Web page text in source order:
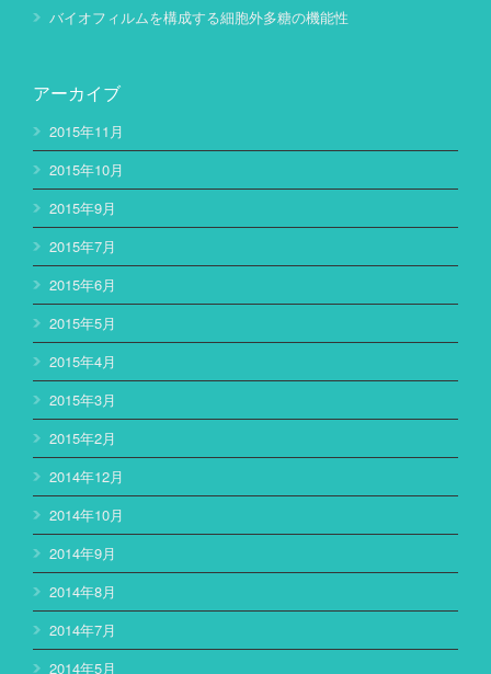
バイオフィルムを構成する細胞外多糖の機能性
アーカイブ
2015年11月
2015年10月
2015年9月
2015年7月
2015年6月
2015年5月
2015年4月
2015年3月
2015年2月
2014年12月
2014年10月
2014年9月
2014年8月
2014年7月
2014年5月